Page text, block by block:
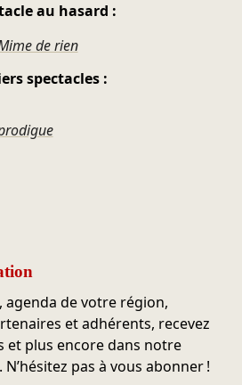
au hasard :
de rien
spectacles :
agenda de votre région,
et adhérents, recevez
et plus encore dans notre
pas à vous abonner !